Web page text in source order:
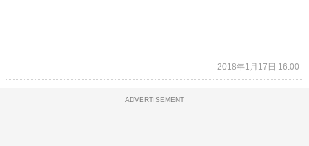
2018年1月17日 16:00
ADVERTISEMENT